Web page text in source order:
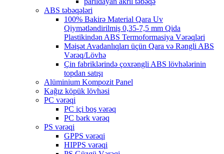
ABS təbəqələri
100% Bakirə Material Qara Uv
Qiymətləndirilmiş 0,35-7,5 mm Qida
Plastikindən ABS Termoformasiya Vərəqləri
Məişət Avadanlıqları üçün Qara və Rəngli ABS
Vərəq/Lövhə
Çin fabriklərində çoxrəngli ABS lövhələrinin
topdan satışı
Alüminium Kompozit Panel
Kağız köpük lövhəsi
PC vərəqi
PC içi boş vərəq
PC bərk vərəq
PS vərəqi
GPPS vərəqi
HIPPS vərəqi